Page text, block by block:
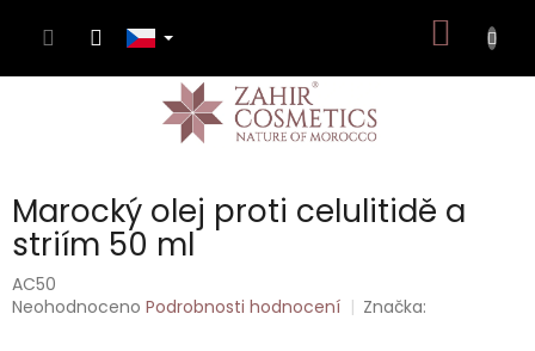
KOŠÍK
Marocký olej proti celulitidě a
striím 50 ml
AC50
Průměrné
Neohodnoceno Podrobnosti hodnocení Značka: